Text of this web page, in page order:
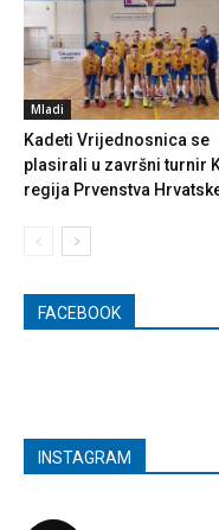
Mladi
Kadeti Vrijednosnica se
plasirali u završni turnir
regija Prvenstva
FACEBOOK
INSTAGRAM